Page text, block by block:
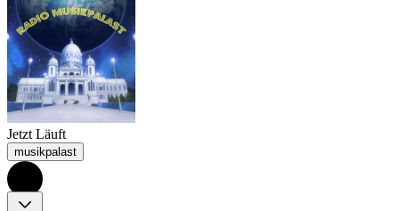
Jetzt Läuft
musikpalast